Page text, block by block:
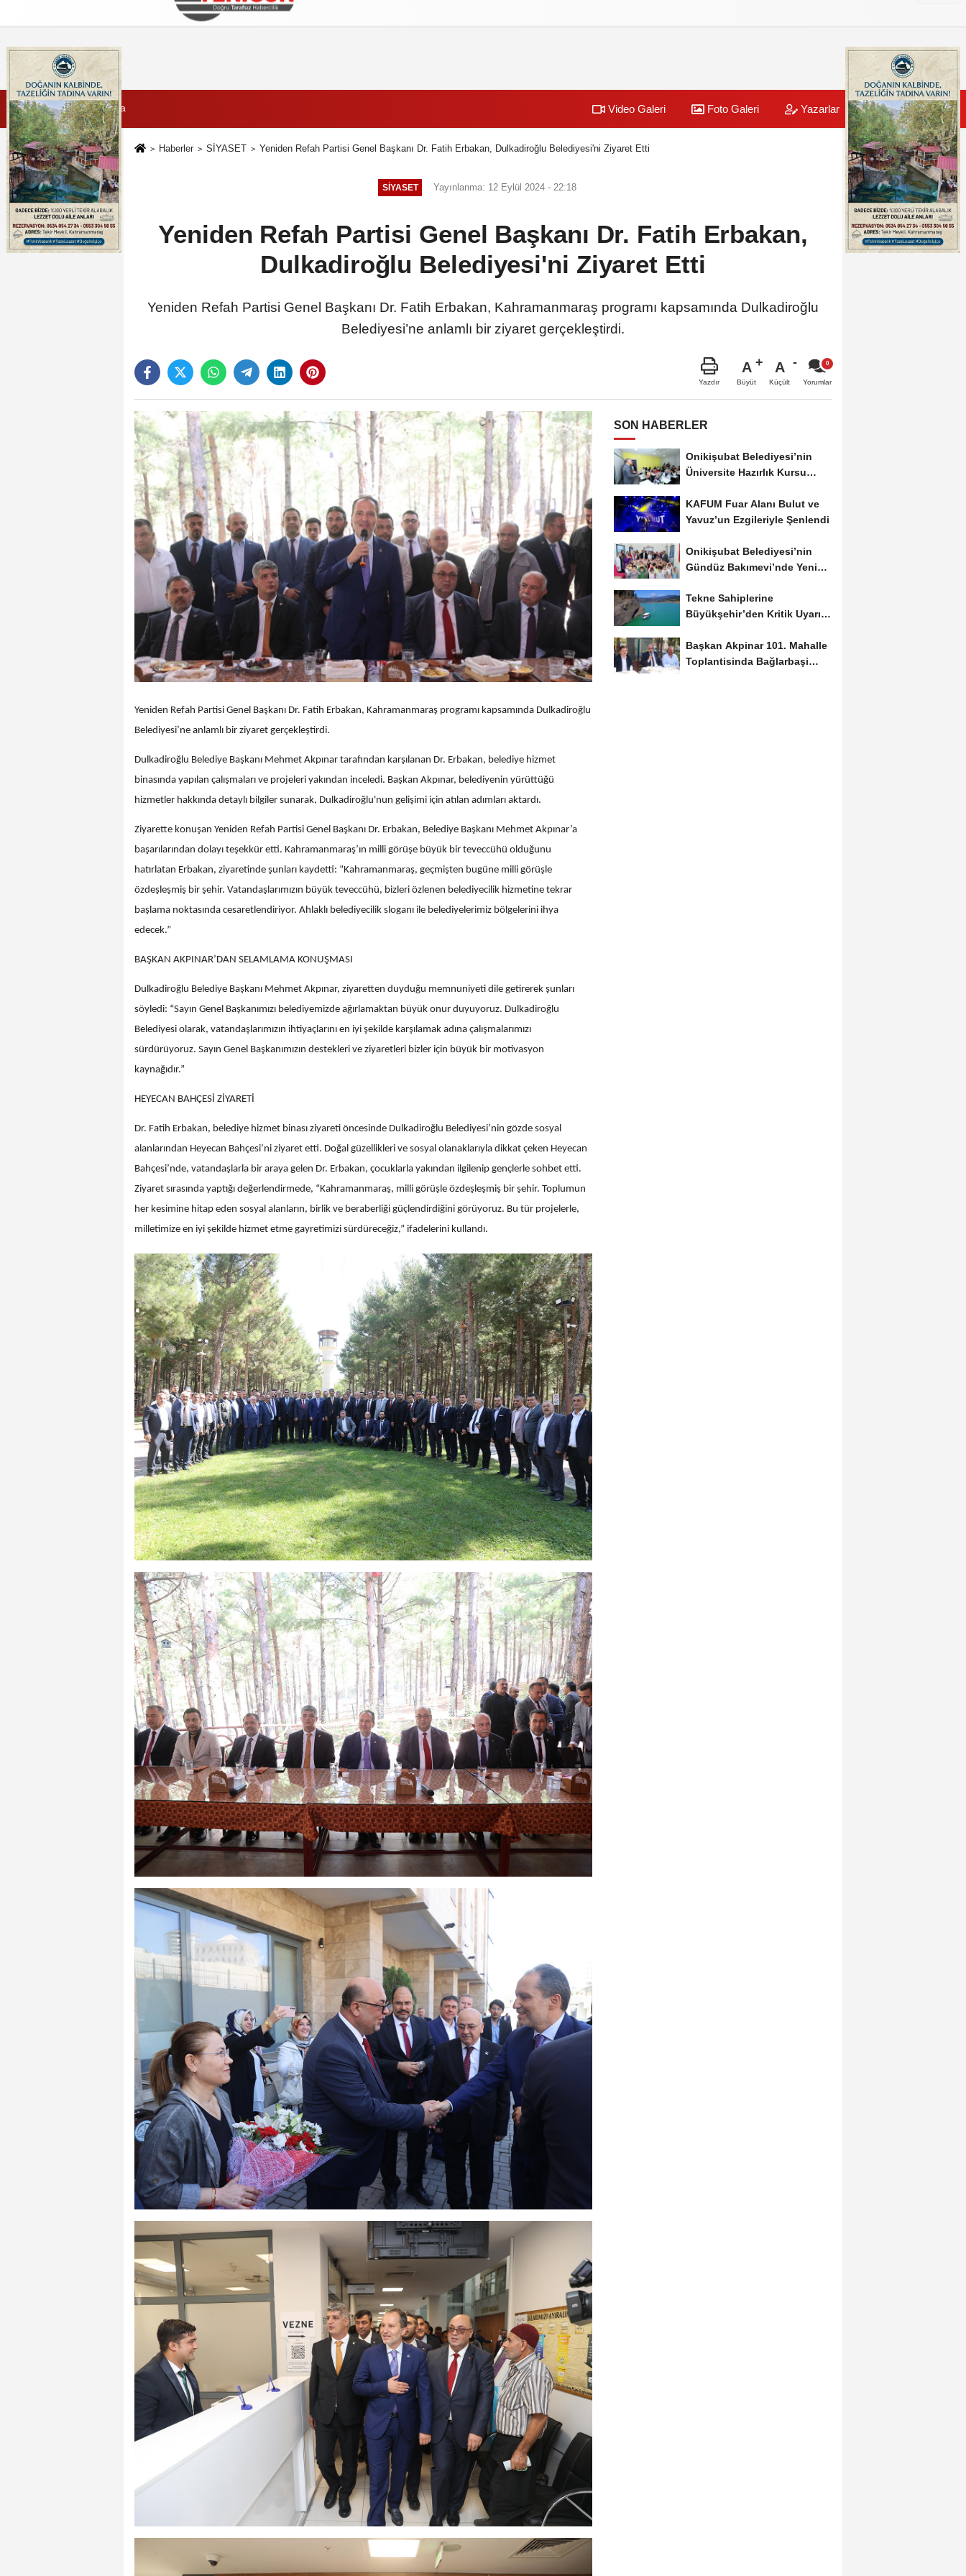
İletişim Çerez Politikası
7 Ağustos 2026, Cuma Video Galeri Foto Galeri Yazarlar Üye Paneli
Haberler SİYASET Yeniden Refah Partisi Genel Başkanı Dr. Fatih Erbakan, Dulkadiroğlu Belediyesi'ni Ziyaret Etti
SİYASET Yayınlanma: 12 Eylül 2024 - 22:18
Yeniden Refah Partisi Genel Başkanı Dr. Fatih Erbakan,
Dulkadiroğlu Belediyesi'ni Ziyaret Etti
Yeniden Refah Partisi Genel Başkanı Dr. Fatih Erbakan, Kahramanmaraş programı kapsamında Dulkadiroğlu
Belediyesi’ne anlamlı bir ziyaret gerçekleştirdi.
Yazdır
A
Büyüt
A
Küçült Yorumlar
Yeniden Refah Partisi Genel Başkanı Dr. Fatih Erbakan, Kahramanmaraş programı kapsamında Dulkadiroğlu
Belediyesi’ne anlamlı bir ziyaret gerçekleştirdi.
Dulkadiroğlu Belediye Başkanı Mehmet Akpınar tarafından karşılanan Dr. Erbakan, belediye hizmet
binasında yapılan çalışmaları ve projeleri yakından inceledi. Başkan Akpınar, belediyenin yürüttüğü
hizmetler hakkında detaylı bilgiler sunarak, Dulkadiroğlu'nun gelişimi için atılan adımları aktardı.
Ziyarette konuşan Yeniden Refah Partisi Genel Başkanı Dr. Erbakan, Belediye Başkanı Mehmet Akpınar’a
başarılarından dolayı teşekkür etti. Kahramanmaraş’ın milli görüşe büyük bir teveccühü olduğunu
hatırlatan Erbakan, ziyaretinde şunları kaydetti: “Kahramanmaraş, geçmişten bugüne milli görüşle
özdeşleşmiş bir şehir. Vatandaşlarımızın büyük teveccühü, bizleri özlenen belediyecilik hizmetine tekrar
başlama noktasında cesaretlendiriyor. Ahlaklı belediyecilik sloganı ile belediyelerimiz bölgelerini ihya
edecek.”
BAŞKAN AKPINAR’DAN SELAMLAMA KONUŞMASI
Dulkadiroğlu Belediye Başkanı Mehmet Akpınar, ziyaretten duyduğu memnuniyeti dile getirerek şunları
söyledi: “Sayın Genel Başkanımızı belediyemizde ağırlamaktan büyük onur duyuyoruz. Dulkadiroğlu
Belediyesi olarak, vatandaşlarımızın ihtiyaçlarını en iyi şekilde karşılamak adına çalışmalarımızı
sürdürüyoruz. Sayın Genel Başkanımızın destekleri ve ziyaretleri bizler için büyük bir motivasyon
kaynağıdır.”
HEYECAN BAHÇESİ ZİYARETİ
Dr. Fatih Erbakan, belediye hizmet binası ziyareti öncesinde Dulkadiroğlu Belediyesi’nin gözde sosyal
alanlarından Heyecan Bahçesi’ni ziyaret etti. Doğal güzellikleri ve sosyal olanaklarıyla dikkat çeken Heyecan
Bahçesi’nde, vatandaşlarla bir araya gelen Dr. Erbakan, çocuklarla yakından ilgilenip gençlerle sohbet etti.
Ziyaret sırasında yaptığı değerlendirmede, “Kahramanmaraş, milli görüşle özdeşleşmiş bir şehir. Toplumun
her kesimine hitap eden sosyal alanların, birlik ve beraberliği güçlendirdiğini görüyoruz. Bu tür projelerle,
milletimize en iyi şekilde hizmet etme gayretimizi sürdüreceğiz,” ifadelerini kullandı.
SON HABERLER
Onikişubat Belediyesi’nin
Üniversite Hazırlık Kursu
KAFUM Fuar Alanı Bulut ve
Yavuz’un Ezgileriyle Şenlendi
Onikişubat Belediyesi’nin
Gündüz Bakımevi’nde Yeni
Tekne Sahiplerine
Büyükşehir’den Kritik Uyarı;
Başkan Akpinar 101. Mahalle
Toplantisinda Bağlarbaşi